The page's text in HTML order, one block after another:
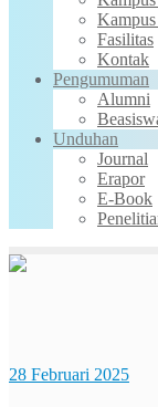
Kampus
Fasilitas
Kontak
Pengumuman
Alumni
Unduhan
Journal
Erapor
E-Book
28 Februari 2025